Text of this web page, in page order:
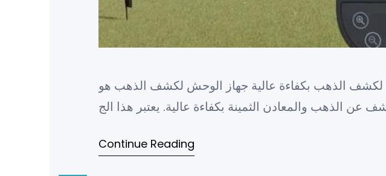
لكشف الذهب بكفاءة عالية جهاز الوحش لكشف الذهب هو
Continue Reading